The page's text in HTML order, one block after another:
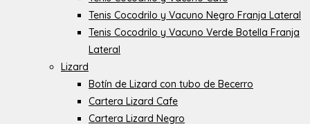
Tenis Cocodrilo y Vacuno Negro Franja Lateral
Tenis Cocodrilo y Vacuno Verde Botella Franja
Lateral
Lizard
Botín de Lizard con tubo de Becerro
Cartera Lizard Cafe
Cartera Lizard Negro